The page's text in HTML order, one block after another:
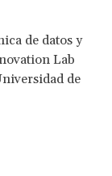
de datos y
Lab
de